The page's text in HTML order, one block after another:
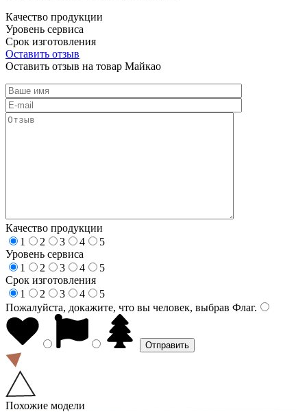
Качество продукции
Уровень сервиса
Срок изготовления
Оставить отзыв
Оставить отзыв на товар Майкао
Качество продукции
1
2 3 4
5
Уровень сервиса
1
2 3 4
5
Срок изготовления
1
2 3 4
5
Пожалуйста, докажите, что вы человек, выбрав Флаг.
Похожие модели